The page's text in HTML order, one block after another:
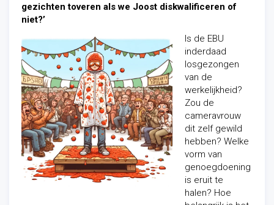
gezichten toveren als we Joost diskwalificeren of
niet?’
Is de EBU
inderdaad
losgezongen
van de
werkelijkheid?
Zou de
cameravrouw
dit zelf gewild
hebben? Welke
vorm van
genoegdoening
is eruit te
halen? Hoe